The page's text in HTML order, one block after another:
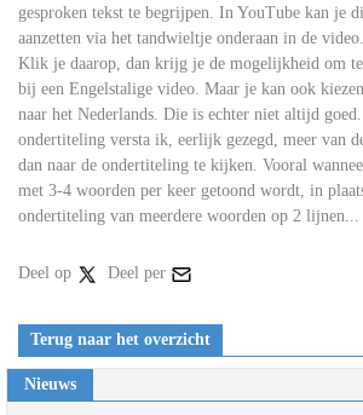
gesproken tekst te begrijpen. In YouTube kan je
aanzetten via het tandwieltje onderaan in de video.
Klik je daarop, dan krijg je de mogelijkheid om
bij een Engelstalige video. Maar je kan ook
naar het Nederlands. Die is echter niet altijd
ondertiteling versta ik, eerlijk gezegd, meer van
dan naar de ondertiteling te kijken. Vooral
met 3-4 woorden per keer getoond wordt, in
ondertiteling van meerdere woorden op 2 lijnen...
Deel op Deel per
Terug naar het overzicht
Nieuws